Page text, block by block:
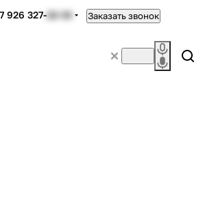
926 327-22-33 Заказать звонок